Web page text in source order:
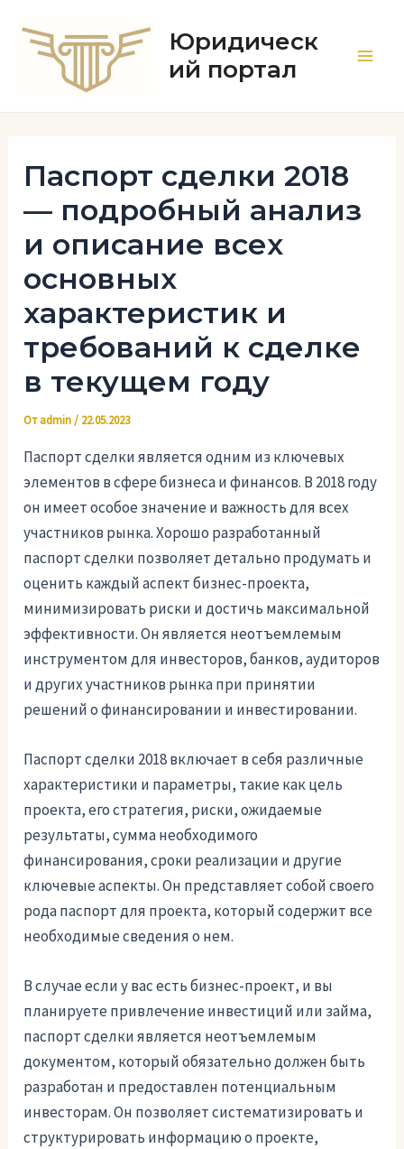
содержимому
Юридическ
ий портал
Паспорт сделки 2018
— подробный анализ
и описание всех
основных
характеристик и
требований к сделке
в текущем году
Отadmin/ 22.05.2023
Паспорт сделки является одним из ключевых
элементов в сфере бизнеса и финансов. В 2018 году
он имеет особое значение и важность для всех
участников рынка. Хорошо разработанный
паспорт сделки позволяет детально продумать и
оценить каждый аспект бизнес-проекта,
минимизировать риски и достичь максимальной
эффективности. Он является неотъемлемым
инструментом для инвесторов, банков, аудиторов
и других участников рынка при принятии
решений о финансировании и инвестировании.
Паспорт сделки 2018 включает в себя различные
характеристики и параметры, такие как цель
проекта, его стратегия, риски, ожидаемые
результаты, сумма необходимого
финансирования, сроки реализации и другие
ключевые аспекты. Он представляет собой своего
рода паспорт для проекта, который содержит все
необходимые сведения о нем.
В случае если у вас есть бизнес-проект, и вы
планируете привлечение инвестиций или займа,
паспорт сделки является неотъемлемым
документом, который обязательно должен быть
разработан и предоставлен потенциальным
инвесторам. Он позволяет систематизировать и
структурировать информацию о проекте,